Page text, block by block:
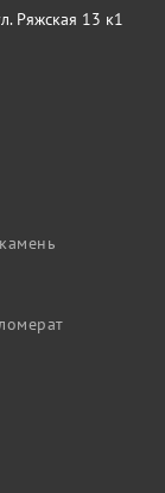
Ряжская 13 к1